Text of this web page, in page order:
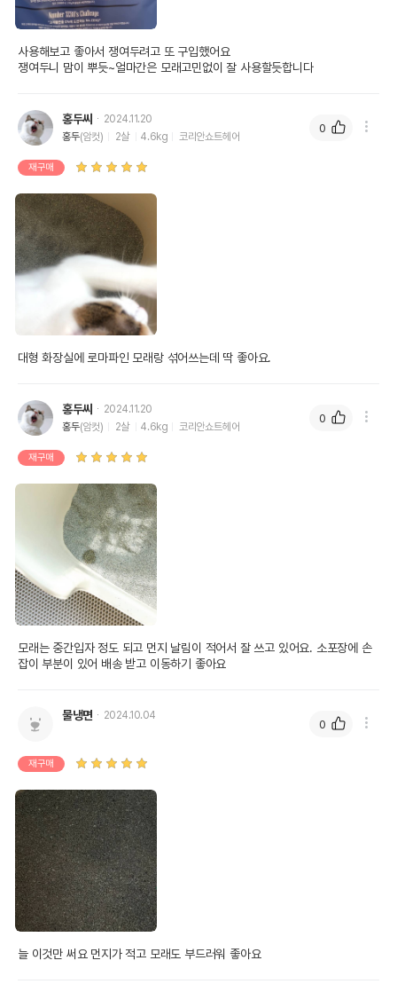
사용해보고 좋아서 쟁여두려고 또 구입했어요
쟁여두니 맘이 뿌듯~얼마간은 모래고민없이 잘 사용할듯합니다
홍두씨
2024.11.20
홍두(암컷) 2살 4.6kg 코리안쇼트헤어
재구매
대형 화장실에 로마파인 모래랑 섞어쓰는데 딱 좋아요.
0
홍두씨
2024.11.20
홍두(암컷) 2살 4.6kg 코리안쇼트헤어
재구매
모래는 중간입자 정도 되고 먼지 날림이 적어서 잘 쓰고 있어요. 소포장에 손
잡이 부분이 있어 배송 받고 이동하기 좋아요
0
물냉면 2024.10.04
재구매
늘 이것만 써요 먼지가 적고 모래도 부드러워 좋아요
0